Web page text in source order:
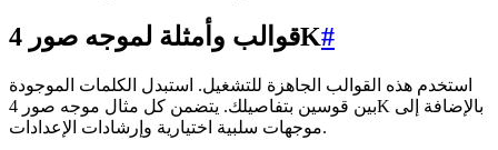
قوالب وأمثلة لموجه صور 4K#
استخدم هذه القوالب الجاهزة للتشغيل. استبدل الكلمات الموجودة
بين قوسين بتفاصيلك. يتضمن كل مثال موجه صور 4K بالإضافة إلى
موجهات سلبية اختيارية وإرشادات الإعدادات.